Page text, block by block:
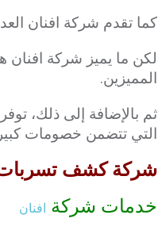
كما تقدم شركة افنان
لكن ما يميز شركة افنان
المميزين.
ثم بالإضافة إلى ذلك،
التي تتضمن خصومات
شركة كشف تسربات
خدمات شركة افنان